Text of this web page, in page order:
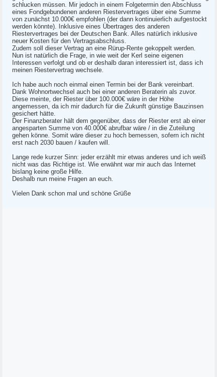
schlucken müssen. Mir jedoch in einem Folgetermin den Abschluss
eines Fondgebundenen anderen Riestervertrages über eine Summe
von zunächst 10.000€ empfohlen (der dann kontinuierlich aufgestockt
werden könnte). Inklusive eines Übertrages des anderen
Riestervertrages bei der Deutschen Bank. Alles natürlich inklusive
neuer Kosten für den Vertragsabschluss.
Zudem soll dieser Vertrag an eine Rürup-Rente gekoppelt werden.
Nun ist natürlich die Frage, in wie weit der Kerl seine eigenen
Interessen verfolgt und ob er deshalb daran interessiert ist, dass ich
meinen Riestervertrag wechsele.
Ich habe auch noch einmal einen Termin bei der Bank vereinbart.
Dank Wohnortwechsel auch bei einer anderen Beraterin als zuvor.
Diese meinte, der Riester über 100.000€ wäre in der Höhe
angemessen, da ich mir dadurch für die Zukunft günstige Bauzinsen
gesichert hätte.
Der Finanzberater hält dem gegenüber, dass der Riester erst ab einer
angesparten Summe von 40.000€ abrufbar wäre / in die Zuteilung
gehen könne. Somit wäre dieser zu hoch bemessen, sofern ich nicht
erst nach 2030 bauen / kaufen will.
Lange rede kurzer Sinn: jeder erzählt mir etwas anderes und ich weiß
nicht was das Richtige ist. Wie erwähnt war mir auch das Internet
bislang keine große Hilfe.
Deshalb nun meine Fragen an euch.
Vielen Dank schon mal und schöne Grüße